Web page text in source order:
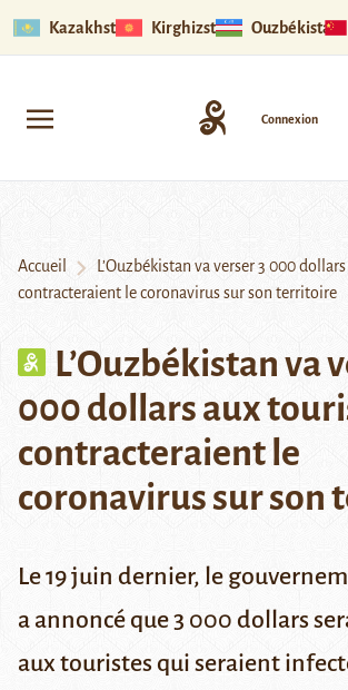
Kazakhstan Kirghizstan Ouzbékistan
Connexion
Accueil
L’Ouzbékistan va verser 3 000
contracteraient le coronavirus sur son territoire
L’Ouzbékistan va
000 dollars aux
contracteraient le
coronavirus sur son
Le 19 juin dernier, le
a annoncé que 3 000 dollars
aux touristes qui seraient